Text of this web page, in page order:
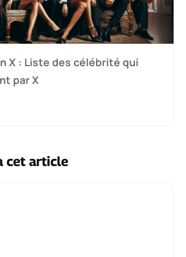
X : Liste des célébrité qui
par X
cet article